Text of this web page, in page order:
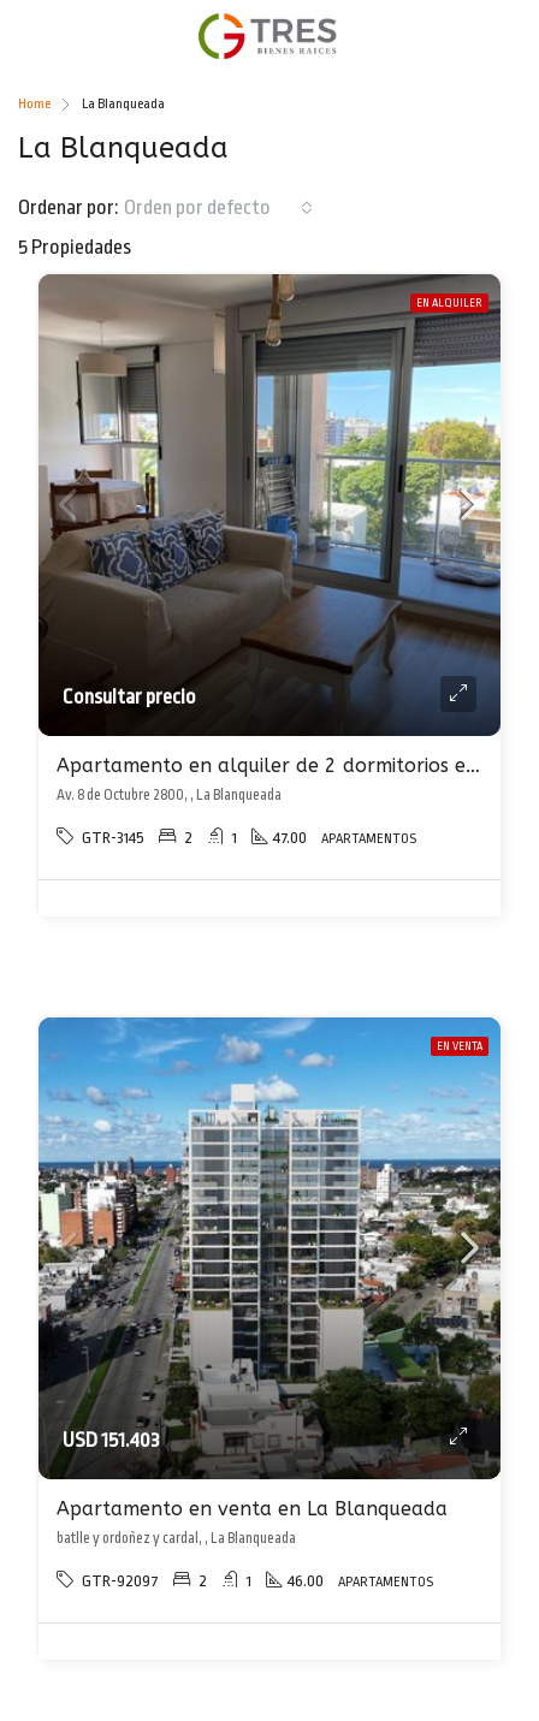
Home La Blanqueada
La Blanqueada
5 Propiedades
Ordenar por: Orden por defecto
EN ALQUILER
Consultar precio
Apartamento en alquiler de 2 dormitorios en La Blanqueada
Av. 8 de Octubre 2800, , La Blanqueada
GTR-3145 2 1 47.00 APARTAMENTOS
EN VENTA
USD 151.403
Apartamento en venta en La Blanqueada
batlle y ordoñez y cardal, , La Blanqueada
GTR-92097 2 1 46.00 APARTAMENTOS